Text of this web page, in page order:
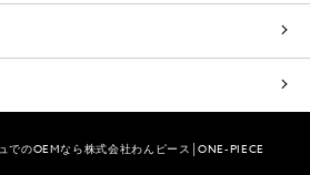
でのOEMなら株式会社わんピース│ONE-PIECE